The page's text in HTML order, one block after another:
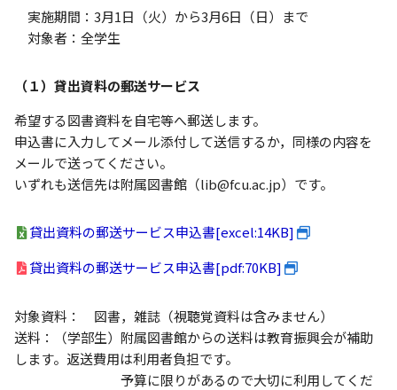
実施期間：3月1日（火）から3月6日（日）まで
対象者：全学生
（１）貸出資料の郵送サービス
希望する図書資料を自宅等へ郵送します。
申込書に入力してメール添付して送信するか，同様の内容を
メールで送ってください。
いずれも送信先は附属図書館（lib@fcu.ac.jp）です。
貸出資料の郵送サービス申込書[excel:14KB]
貸出資料の郵送サービス申込書[pdf:70KB]
対象資料： 図書，雑誌（視聴覚資料は含みません）
送料：（学部生）附属図書館からの送料は教育振興会が補助
します。返送費用は利用者負担です。
予算に限りがあるので大切に利用してくだ